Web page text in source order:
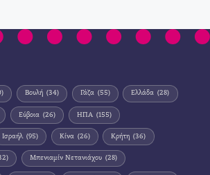
Βουλή (34) Γάζα (55) Ελλάδα (28)
Εύβοια (26) ΗΠΑ (155)
Ισραήλ (95) Κίνα (26) Κρήτη (36)
Μπενιαμίν Νετανιάχου (28)